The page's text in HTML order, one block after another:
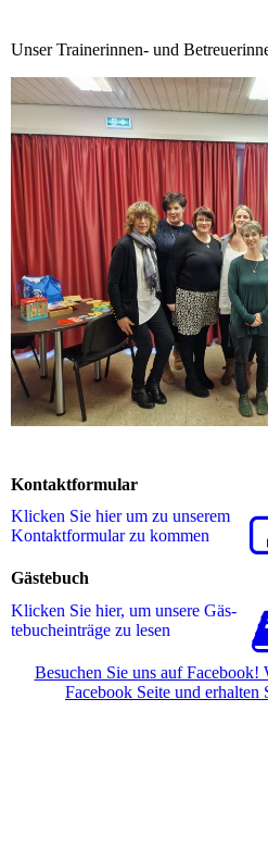
Unser Trainerinnen- und
Kontaktformular
Klicken Sie hier um zu unserem
Kon­takt­for­mu­lar zu kommen
Gästebuch
Klicken Sie hier, um unsere Gäs­
te­buch­ein­trä­ge zu lesen
Besuchen Sie uns auf Facebook!
Facebook Seite und erhalten